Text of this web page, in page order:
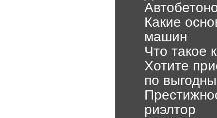
Какие
машин
Что такое
Хотите
по
риэлтор